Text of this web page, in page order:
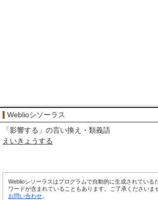
Weblioシソーラス
「影響する 」の言い換え・類義語
えいきょうする
Weblioシソーラスはプログラムで自動的に生成されている
ワードが含まれていることもあります。ご了承くださいま
お問い合わせ